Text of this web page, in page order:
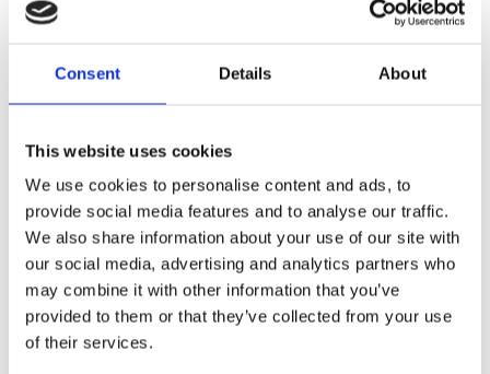
Consent Details About
This website uses cookies
We use cookies to personalise content and ads, to
provide social media features and to analyse our traffic.
We also share information about your use of our site with
our social media, advertising and analytics partners who
may combine it with other information that you’ve
provided to them or that they’ve collected from your use
of their services.
Beskrivning Användning
viktiga antioxidanterna genom frystorkningsprocessen.
Rawpowders hallon kommer ursprungligen från Polen och
går inte att skilja i smak eller näringsinnehåll från den
svenska hallonbären.